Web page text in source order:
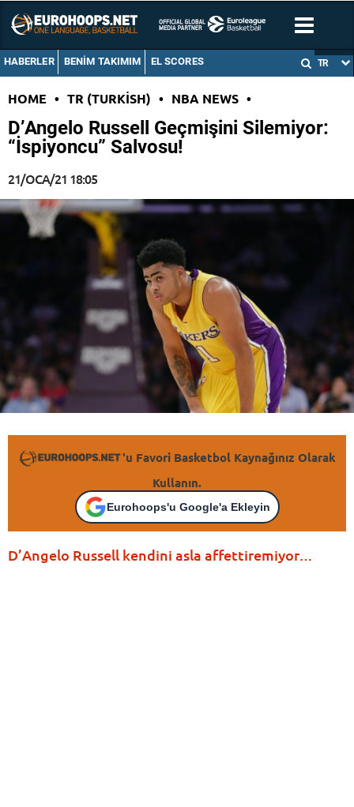
HABERLER BENIM TAKIMIM EL SCORES TR
HOME • TR (TURKISH) • NBA NEWS •
D’Angelo Russell Geçmişini Silemiyor:
“İspiyoncu” Salvosu!
21/OCA/21 18:05
'u Favori Basketbol Kaynağınız Olarak
Kullanın.
Eurohoops'u Google'a Ekleyin
D’Angelo Russell kendini asla affettiremiyor…